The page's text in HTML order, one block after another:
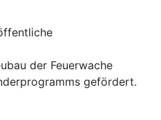
der Feuerwache
gefördert.